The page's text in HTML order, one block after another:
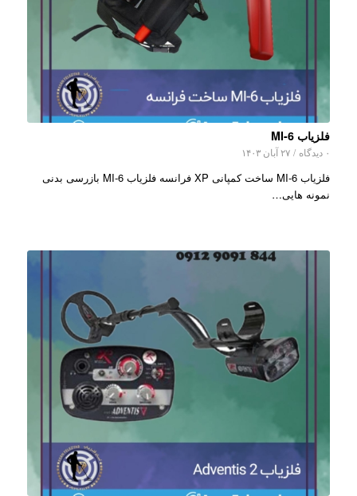
فلزیاب MI-6
۰ دیدگاه / ۲۷ آبان ۱۴۰۳
فلزیاب MI-6 ساخت کمپانی XP فرانسه فلزیاب MI-6 بازرسی بدنی
نمونه هایی…